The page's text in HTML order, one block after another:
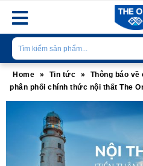
Home » Tin tức »
Thông báo
phân phối chính thức nội thất The